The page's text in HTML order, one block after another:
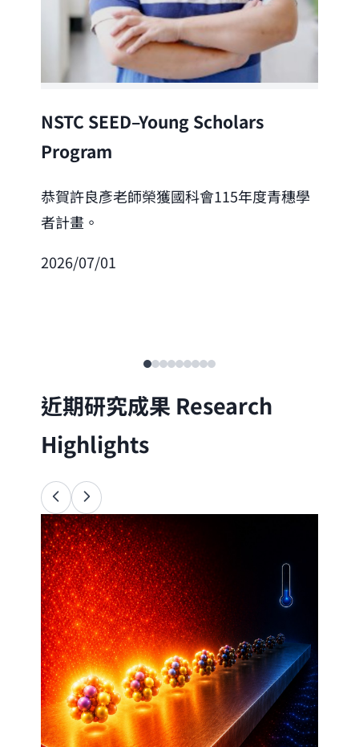
NSTC SEED–Young Scholars
Program
恭賀許良彥老師榮獲國科會115年度青穗學
者計畫。
2026/07/01
近期研究成果 Research
Highlights